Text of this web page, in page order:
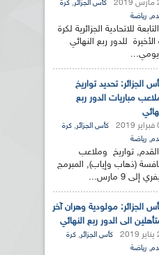
كأس الجزائر, كرة
, رياضة
للاتحادية الجزائرية لكرة
للدور ربع النهائي
يومي...
الجزائر: تحديد تواريخ
مباريات الدور ربع
كأس الجزائر, كرة
, رياضة
تواريخ وملاعب
(ذهاب وإياب), المبرمج
الجزائر: مولودية وهران آخر
الى الدور ربع النهائي
كأس الجزائر, كرة
, رياضة